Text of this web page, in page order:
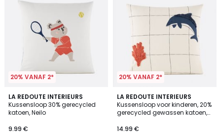
20% VANAF 2*
LA REDOUTE INTERIEURS
Kussensloop 30% gerecycled
katoen, Neilo
9.99 €
20% VANAF 2*
LA REDOUTE INTERIEURS
Kussensloop voor kinderen, 20%
gerecycled gewassen katoen,
14.99 €
5
/
5